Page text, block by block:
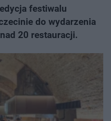
festiwalu
do wydarzenia
20 restauracji.